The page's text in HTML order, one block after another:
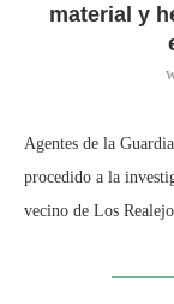
material y
Agentes de la
procedido a la
vecino de Los